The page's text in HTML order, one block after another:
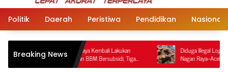
Politik Daerah Peristiwa Pendidikan Nasional
Breaking News
Polres Nagan Raya Kembali Lakukan
Penyalahgunaan BBM Bersubsidi, Tiga
Ditahan.
Diduga Illegal Logging
Nagan Raya–Aceh Tengah, Publik
Ketegasan APH dan Satgas PKH